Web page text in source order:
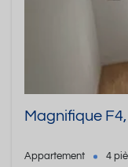
Magnifique
Appartement 4